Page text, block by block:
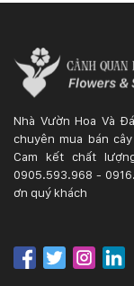
Cẩm
Lệ
nẵng
132
-
Chí
Công
Nhà Vườn Hoa Và
chuyên mua bán
Cam kết chất
0905.593.968 -
ơn quý khách